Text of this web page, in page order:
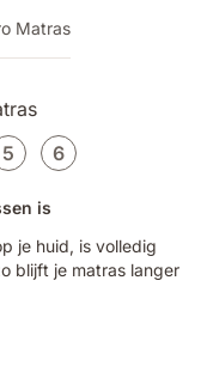
Matras
5 6
is
je huid, is volledig
blijft je matras langer